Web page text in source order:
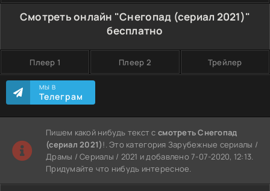
Смотреть онлайн "Снегопад (сериал 2021)"
бесплатно
Плеер 1 Плеер 2 Трейлер
МЫ В
Телеграм
Пишем какой нибудь текст ссмотреть Снегопад
(сериал 2021)!. Это категория Зарубежные сериалы /
Драмы / Сериалы / 2021 и добавлено 7-07-2020, 12:13.
Придумайте что нибудь интересное.